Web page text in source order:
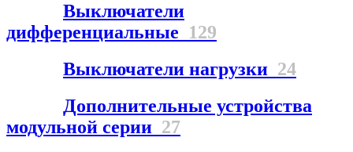
Выключатели
дифференциальные 129
Выключатели нагрузки 24
Дополнительные устройства
модульной серии 27